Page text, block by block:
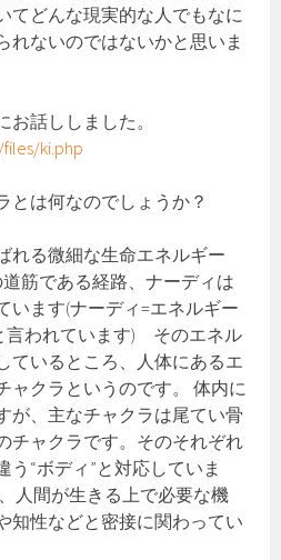
てどんな現実的な人でもなに
れないのではないかと思いま
話ししました。
ki.php
とは何なのでしょうか？
れる微細な生命エネルギー
筋である経路、ナーディは
います(ナーディ=エネルギー
言われています) そのエネル
ているところ、人体にあるエ
ャクラというのです。 体内に
が、主なチャクラは尾てい骨
チャクラです。そのそれぞれ
“ボディ”と対応していま
人間が生きる上で必要な機
知性などと密接に関わってい